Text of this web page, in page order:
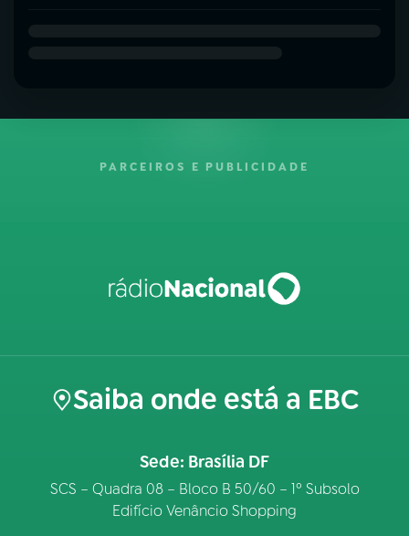
PARCEIROS E PUBLICIDADE
Saiba onde está a EBC
Sede: Brasília DF
SCS – Quadra 08 – Bloco B 50/60 – 1º Subsolo
Edifício Venâncio Shopping